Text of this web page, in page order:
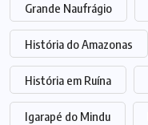
Grande Naufrágio
História do Amazonas
História em Ruína
Igarapé do Mindu